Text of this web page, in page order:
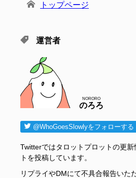
トップページ
運営者
のろろ
NORORO
@WhoGoesSlowlyをフォローする
Twitterではタロットプロットの更
トを投稿しています。
リプライやDMにて不具合報告いた